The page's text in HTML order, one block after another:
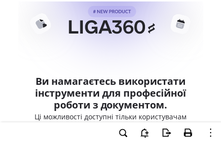
Ви намагаєтесь використати
інструменти для професійної
роботи з документом.
Ці можливості доступні тільки користувачам
LIGA360. Залишайте заявку та отримайте
доступ для професійної роботи прямо зараз.